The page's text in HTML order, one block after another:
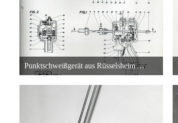
Punktschweißgerät aus Rüsselsheim Adam Opel AG - Technische Zeichnung - 3
26. Oktober 2013 um 01:41
22